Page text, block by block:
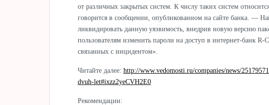
от различных закрытых систем. К числу таких систем
говорится в сообщении, опубликованном на сайте банка. —
ликвидировать данную уязвимость, внедрив новую версию
пользователям изменить пароли на доступ в интернет-банк R-
связанных с инцидентом».
Читайте далее: http://www.vedomosti.ru/companies/news/
dvuh-let#ixzz2yeCVH2E0
Рекомендации: